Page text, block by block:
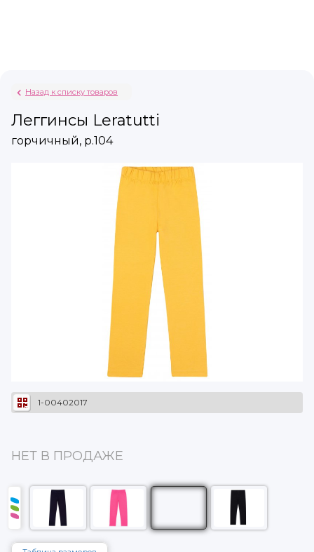
Назад к списку товаров
Леггинсы Leratutti
горчичный, р.104
1-00402017
НЕТ В ПРОДАЖЕ